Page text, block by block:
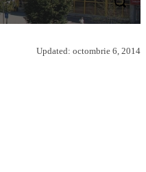
Updated: octombrie 6, 2014